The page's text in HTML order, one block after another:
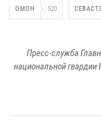
ОМОН 520
Пресс-служба
национальной